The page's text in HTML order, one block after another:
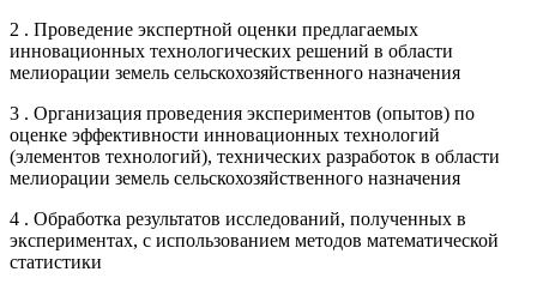
2 . Проведение экспертной оценки предлагаемых
инновационных технологических решений в области
мелиорации земель сельскохозяйственного назначения
3 . Организация проведения экспериментов (опытов) по
оценке эффективности инновационных технологий
(элементов технологий), технических разработок в области
мелиорации земель сельскохозяйственного назначения
4 . Обработка результатов исследований, полученных в
экспериментах, с использованием методов математической
статистики